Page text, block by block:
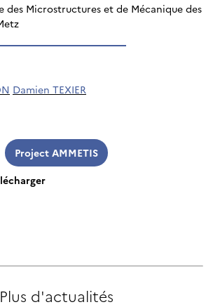
des Microstructures et de Mécanique des
Damien TEXIER
Project AMMETIS
Plus d'actualités